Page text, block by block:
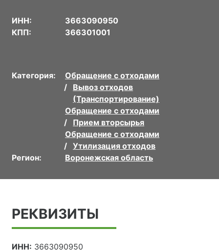
ИНН:
3663090950
КПП:
366301001
Категория:
Обращение с отходами
Вывоз отходов
(Транспортирование)
Обращение с отходами
Прием вторсырья
Обращение с отходами
Утилизация отходов
Регион:
Воронежская область
РЕКВИЗИТЫ
ИНН: 3663090950